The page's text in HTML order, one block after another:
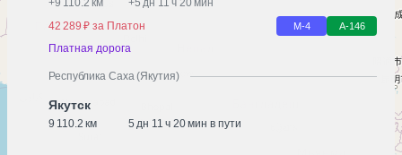
+9 110.2 км +5 дн 11 ч 20 мин
42 289 ₽ за Платон
М-4 А-146
Платная дорога
Республика Саха (Якутия)
Якутск
9 110.2 км 5 дн 11 ч 20 мин в пути